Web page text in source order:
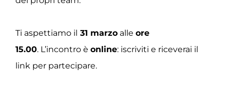
Ti aspettiamo il 31 marzo alle ore
15.00. L’incontro è online: iscriviti e riceverai il
link per partecipare.